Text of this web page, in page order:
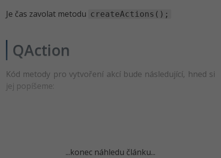
Projektový manažer
Copywriter
WordPress specialista
SQL
Algoritmy
Umělá inteligence (AI) -10%
Je čas zavolat metodu createActions();
QAction
Kód metody pro vytvoření akcí bude následující, hned si
jej popíšeme:
...konec náhledu článku...